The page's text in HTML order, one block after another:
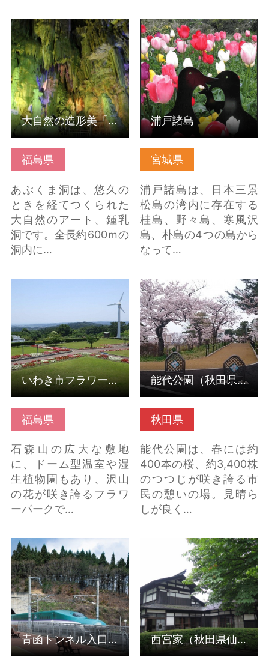
福島県
あぶくま洞は、悠久の
ときを経てつくられた
大自然のアート、鍾乳
洞です。全長約600ｍの
洞内に…
大自然の造形美「あぶ
くま洞」 の詳細はこち
ら
大自然の造形美「あぶくま洞」
宮城県
浦戸諸島は、日本三景
松島の湾内に存在する
桂島、野々島、寒風沢
島、朴島の4つの島から
なって…
浦戸諸島 の詳細はこち
ら
浦戸諸島
福島県
石森山の広大な敷地
に、ドーム型温室や湿
生植物園もあり、沢山
の花が咲き誇るフラワ
ーパークで…
いわき市フラワーセンター
秋田県
能代公園は、春には約
400本の桜、約3,400株
のつつじが咲き誇る市
民の憩いの場。見晴ら
しが良く…
能代公園（秋田県能代
市） の詳細はこちら
能代公園（秋田県能代市）
青函トンネル入口広場
の詳細はこちら
青函トンネル入口広場
西宮家（秋田県仙北
市） の詳細はこちら
西宮家（秋田県仙北市）